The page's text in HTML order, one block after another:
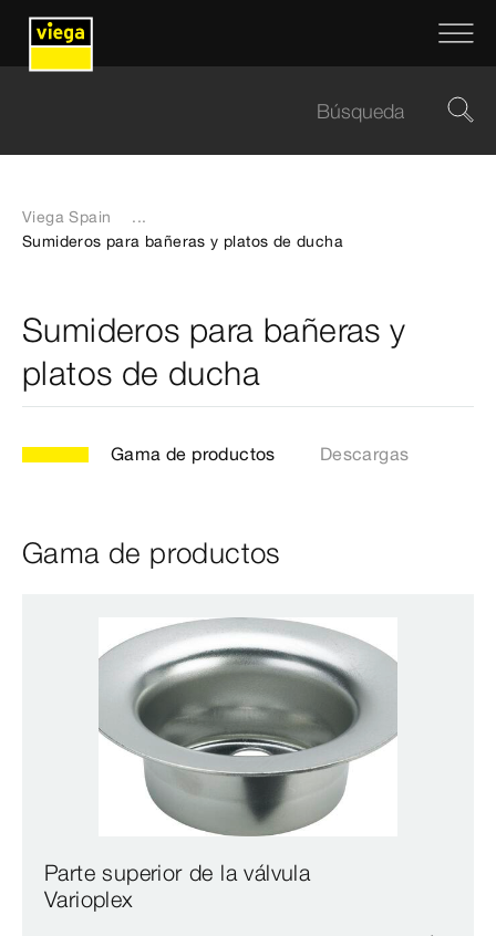
Viega Spain
...
Sumideros para bañeras y platos de ducha
Sumideros para bañeras y
platos de ducha
Gama de productos Descargas
Gama de productos
Parte superior de la válvula
Varioplex